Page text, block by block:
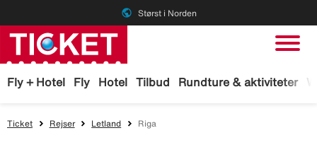
public Størst i Norden
Fly + Hotel Fly Hotel Tilbud Rundture & aktiviteter
Ticket Rejser Letland Riga